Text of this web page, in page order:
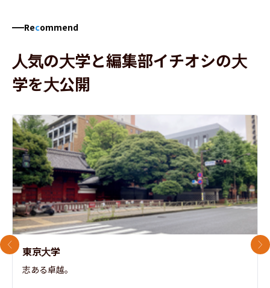
Recommend
人気の大学と編集部イチオシの大
学を大公開
東京大学
志ある卓越。
前のスライド 次